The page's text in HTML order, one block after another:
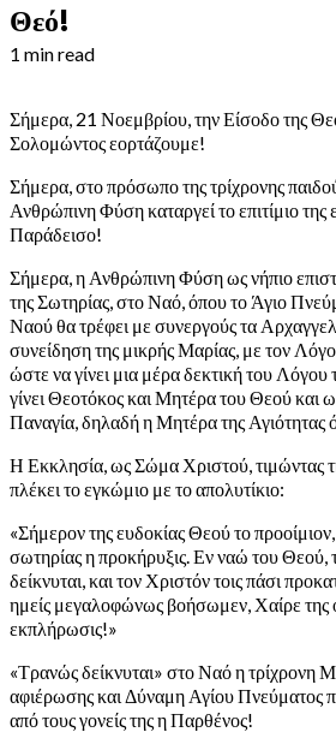
Θεό!
1 min read
Σήμερα, 21 Νοεμβρίου, την Είσοδο της
Σολομώντος εορτάζουμε!
Σήμερα, στο πρόσωπο της τρίχρονης
Ανθρώπινη Φύση καταργεί το επιτίμιο
Παράδεισο!
Σήμερα, η Ανθρώπινη Φύση ως νήπιο
της Σωτηρίας, στο Ναό, όπου το Άγιο
Ναού θα τρέφει με συνεργούς τα
συνείδηση της μικρής Μαρίας, με τον
ώστε να γίνει μια μέρα δεκτική του
γίνει Θεοτόκος και Μητέρα του Θεού και
Παναγία, δηλαδή η Μητέρα της
Η Εκκλησία, ως Σώμα Χριστού, τιμώντας
πλέκει το εγκώμιο με το απολυτίκιο:
«Σήμερον της ευδοκίας Θεού το
σωτηρίας η προκήρυξις. Εν ναώ του
δείκνυται, και τον Χριστόν τοις πάσι
ημείς μεγαλοφώνως βοήσωμεν, Χαίρε της
εκπλήρωσις!»
«Τρανώς δείκνυται» στο Ναό η τρίχρονη
αφιέρωσης και Δύναμη Αγίου Πνεύματος
από τους γονείς της η Παρθένος!